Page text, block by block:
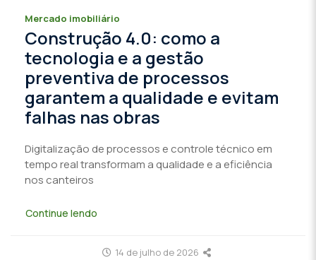
Mercado imobiliário
Construção 4.0: como a
tecnologia e a gestão
preventiva de processos
garantem a qualidade e evitam
falhas nas obras
Digitalização de processos e controle técnico em
tempo real transformam a qualidade e a eficiência
nos canteiros
Continue lendo
14 de julho de 2026